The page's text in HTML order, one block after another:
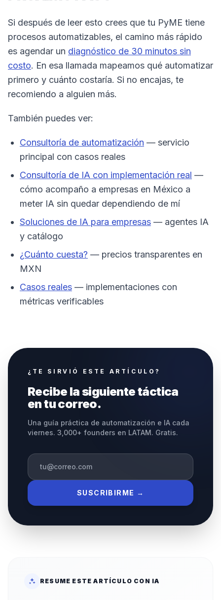
Si después de leer esto crees que tu PyME tiene
procesos automatizables, el camino más rápido
es agendar un diagnóstico de 30 minutos sin
costo. En esa llamada mapeamos qué automatizar
primero y cuánto costaría. Si no encajas, te
recomiendo a alguien más.
También puedes ver:
Consultoría de automatización — servicio
principal con casos reales
Consultoría de IA con implementación real —
cómo acompaño a empresas en México a
meter IA sin quedar dependiendo de mí
Soluciones de IA para empresas — agentes IA
y catálogo
¿Cuánto cuesta? — precios transparentes en
MXN
Casos reales — implementaciones con
métricas verificables
¿TE SIRVIÓ ESTE ARTÍCULO?
Recibe la siguiente táctica
en tu correo.
Una guía práctica de automatización e IA cada
viernes. 3,000+ founders en LATAM. Gratis.
SUSCRIBIRME →
RESUME ESTE ARTÍCULO CON IA